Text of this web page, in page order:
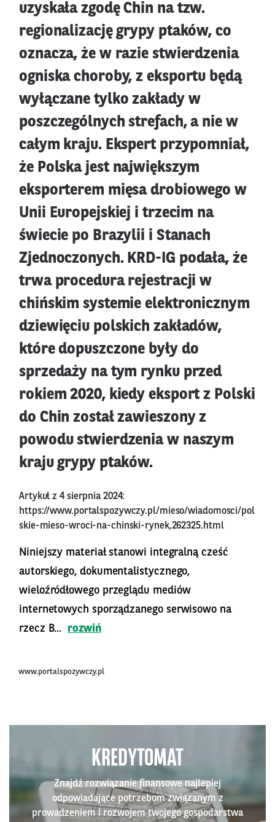
uzyskała zgodę Chin na tzw.
regionalizację grypy ptaków, co
oznacza, że w razie stwierdzenia
ogniska choroby, z eksportu będą
wyłączane tylko zakłady w
poszczególnych strefach, a nie w
całym kraju. Ekspert przypomniał,
że Polska jest największym
eksporterem mięsa drobiowego w
Unii Europejskiej i trzecim na
świecie po Brazylii i Stanach
Zjednoczonych. KRD-IG podała, że
trwa procedura rejestracji w
chińskim systemie elektronicznym
dziewięciu polskich zakładów,
które dopuszczone były do
sprzedaży na tym rynku przed
rokiem 2020, kiedy eksport z Polski
do Chin został zawieszony z
powodu stwierdzenia w naszym
kraju grypy ptaków.
Artykuł z 4 sierpnia 2024:
https://www.portalspozywczy.pl/mieso/wiadomosci/pol
skie-mieso-wroci-na-chinski-rynek,262325.html
Niniejszy materiał stanowi integralną cześć
autorskiego, dokumentalistycznego,
wieloźródłowego przeglądu mediów
internetowych sporządzanego serwisowo na
rzecz B...
rozwiń
www.portalspozywczy.pl
KREDYTOMAT
Znajdź rozwiązanie finansowe najlepiej
odpowiadające potrzebom związanym z
prowadzeniem i rozwojem twojego gospodarstwa